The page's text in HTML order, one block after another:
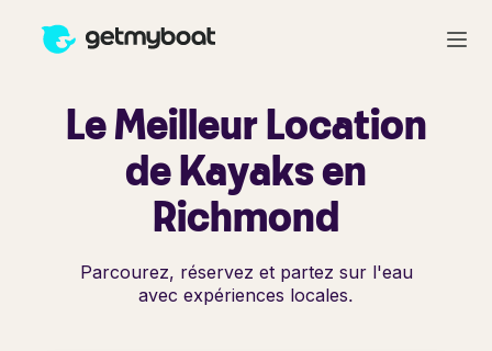
Le Meilleur Location
de Kayaks en
Richmond
Parcourez, réservez et partez sur l'eau
avec expériences locales.